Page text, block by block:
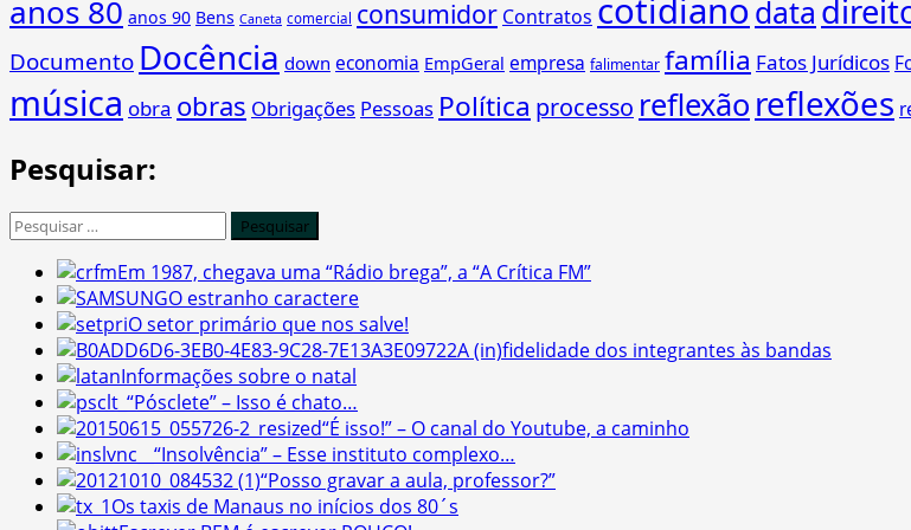
anos 80 anos 90 Bens Caneta comercial consumidor Contratos cotidianodata
Documento Docência down economia EmpGeral empresa falimentar família Fatos Jurídicos
música obra obras Obrigações Pessoas Política processo reflexão reflexões
Pesquisar:
Pesquisar
Em 1987, chegava uma “Rádio brega”, a “A Crítica FM”
O estranho caractere
O setor primário que nos salve!
A (in)fidelidade dos integrantes às bandas
Informações sobre o natal
“Pósclete” – Isso é chato…
“É isso!” – O canal do Youtube, a caminho
“Insolvência” – Esse instituto complexo…
“Posso gravar a aula, professor?”
Os taxis de Manaus no inícios dos 80´s